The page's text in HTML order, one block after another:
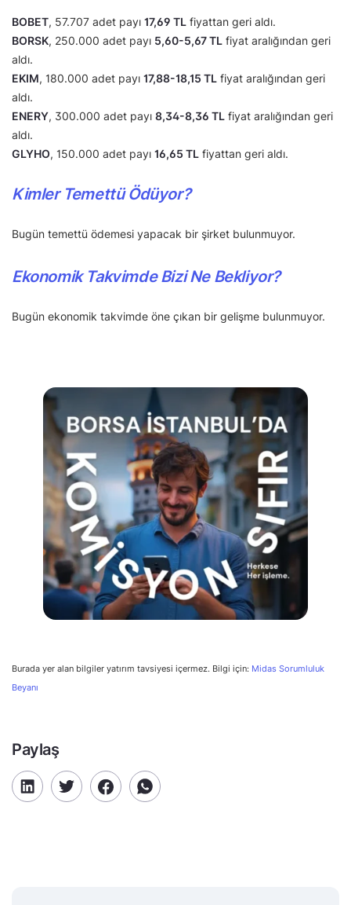
BOBET, 57.707 adet payı 17,69 TL fiyattan geri aldı.
BORSK, 250.000 adet payı 5,60-5,67 TL fiyat aralığından geri
aldı.
EKIM, 180.000 adet payı 17,88-18,15 TL fiyat aralığından geri
aldı.
ENERY, 300.000 adet payı 8,34-8,36 TL fiyat aralığından geri
aldı.
GLYHO, 150.000 adet payı 16,65 TL fiyattan geri aldı.
Kimler Temettü Ödüyor?
Bugün temettü ödemesi yapacak bir şirket bulunmuyor.
Ekonomik Takvimde Bizi Ne Bekliyor?
Bugün ekonomik takvimde öne çıkan bir gelişme bulunmuyor.
Burada yer alan bilgiler yatırım tavsiyesi içermez. Bilgi için: Midas Sorumluluk
Beyanı
Paylaş